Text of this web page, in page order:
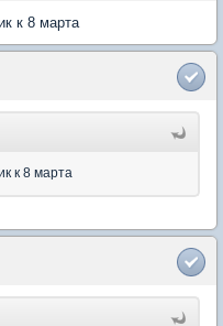
к 8 марта
к 8 марта